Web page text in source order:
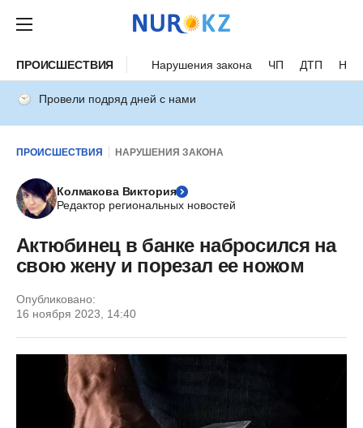
ПРОИСШЕСТВИЯ Нарушения закона ЧП ДТП
Провели подряд дней с нами
ПРОИСШЕСТВИЯ НАРУШЕНИЯ ЗАКОНА
Колмакова Виктория
Редактор региональных новостей
Актюбинец в банке набросился на
свою жену и порезал ее ножом
Опубликовано:
16 ноября 2023, 14:40